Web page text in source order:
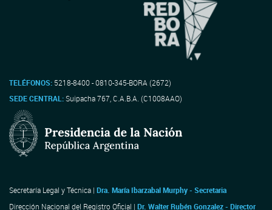
TELÉFONOS: 5218-8400 - 0810-345-BORA (2672)
SEDE CENTRAL:Suipacha 767, C.A.B.A. (C1008AAO)
Secretaría Legal y Técnica | Dra. María Ibarzabal Murphy - Secretaria
Dirección Nacional del Registro Oficial | Dr. Walter Rubén Gonzalez - Director